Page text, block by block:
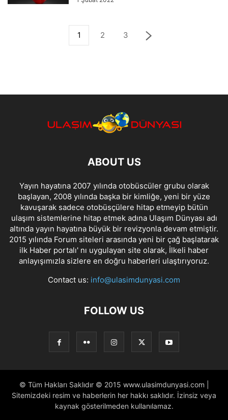
1 2 3
ABOUT US
Yayın hayatına 2007 yılında otobüscüler grubu olarak
başlayan, 2008 yılında başka bir kimliğe, yeni bir yüze
kavuşarak sadece otobüsçülere hitap etmeyip bütün
ulaşım sistemlerine hitap etmek adına Ulaşım Dünyası adı
altında yayın hayatına büyük bir revizyonla devam etmiştir.
2015 yılında Forum siteleri arasında yeni bir çağ başlatarak
ilk Haber portalı' nı uygulayan site olarak, İlkeli haber
anlayışımızla sizlere en doğru haberleri ulaştırıyoruz.
Contact us: info@ulasimdunyasi.com
FOLLOW US
© Tüm Hakları Saklıdır © 2015 www.ulasimdunyasi.com |
Sitemizdeki resim ve haberlerin her hakkı saklıdır. İzinsiz veya
kaynak gösterilmeden kullanılamaz.